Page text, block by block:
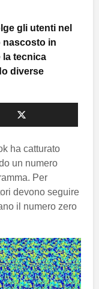
gli utenti nel
nascosto in
la tecnica
diverse
ha catturato
un numero
Per
devono seguire
il numero zero